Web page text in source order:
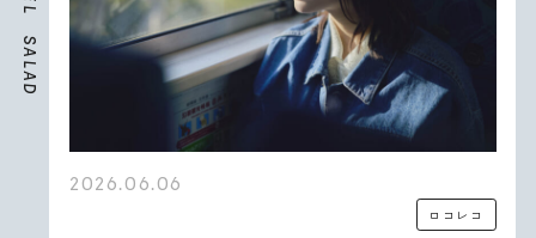
L
S
A
L
A
D
2026.06.06
ロコレコ